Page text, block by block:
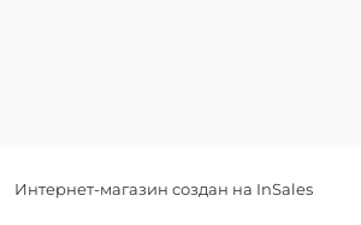
Интернет-магазин создан на InSales